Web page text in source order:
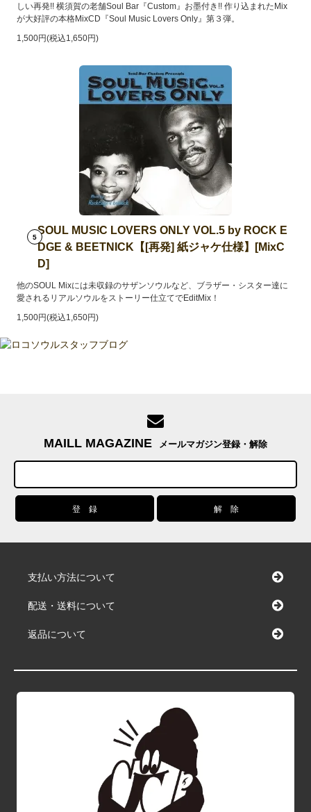
しい再発!! 横須賀の老舗Soul Bar『Custom』お墨付き!! 作り込まれたMix
が大好評の本格MixCD『Soul Music Lovers Only』第３弾。
1,500円(税込1,650円)
5
SOUL MUSIC LOVERS ONLY VOL.5 by ROCK E
DGE & BEETNICK【[再発] 紙ジャケ仕様】[MixC
D]
他のSOUL Mixには未収録のサザンソウルなど、ブラザー・シスター達に
愛されるリアルソウルをストーリー仕立てでEditMix！
1,500円(税込1,650円)
MAILL MAGAZINE メールマガジン登録・解除
支払い方法について
配送・送料について
返品について